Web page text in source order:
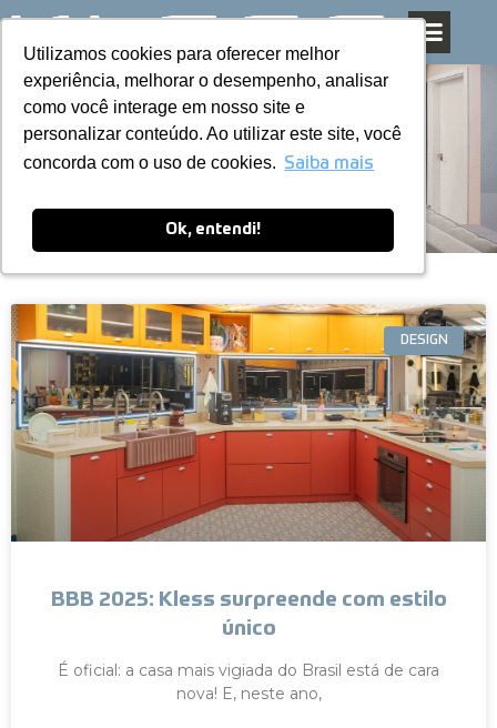
Utilizamos cookies para oferecer melhor
experiência, melhorar o desempenho, analisar
como você interage em nosso site e
personalizar conteúdo. Ao utilizar este site, você
concorda com o uso de cookies. Saiba mais
Ok, entendi!
Utilizamos cookies para oferecer melhor
experiência, melhorar o desempenho, analisar
como você interage em nosso site e
personalizar conteúdo. Ao utilizar este site, você
concorda com o uso de cookies. Saiba mais
Ok, entendi!
Pular
para
o
conteúdo
Blog
DESIGN
BBB 2025: Kless surpreende com estilo
único
É oficial: a casa mais vigiada do Brasil está de cara
nova! E, neste ano,